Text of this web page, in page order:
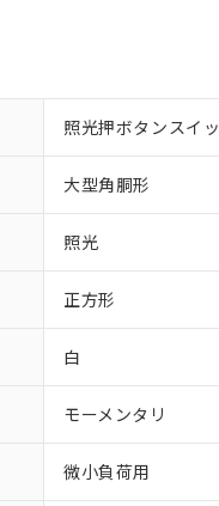
照光押ボタンスイ
大型角胴形
照光
正方形
白
モーメンタリ
微小負荷用